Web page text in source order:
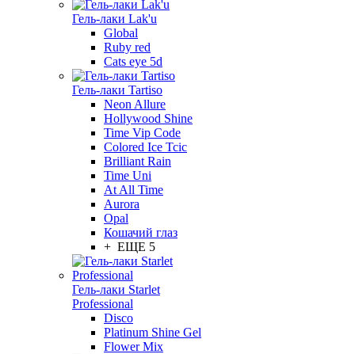
Гель-лаки Lak'u
Global
Ruby red
Cats eye 5d
Гель-лаки Tartiso
Neon Allure
Hollywood Shine
Time Vip Code
Colored Ice Tcic
Brilliant Rain
Time Uni
At All Time
Aurora
Opal
Кошачий глаз
+ ЕЩЕ 5
Гель-лаки Starlet
Professional
Disco
Platinum Shine Gel
Flower Mix